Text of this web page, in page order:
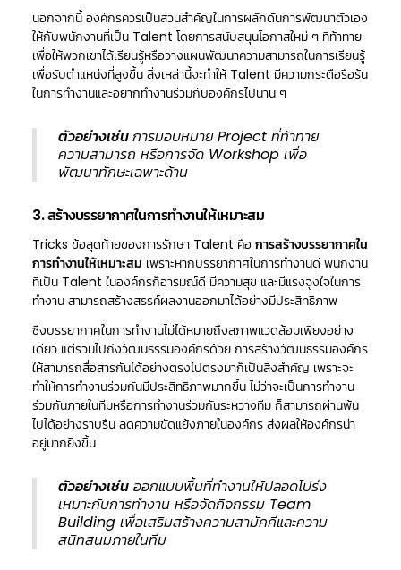
นอกจากนี้ องค์กรควรเป็นส่วนสำคัญในการผลักดันการพัฒนาตัวเอง
ให้กับพนักงานที่เป็น Talent โดยการสนับสนุนโอกาสใหม่ ๆ ที่ท้าทาย
เพื่อให้พวกเขาได้เรียนรู้หรือวางแผนพัฒนาความสามารถในการเรียนรู้
เพื่อรับตำแหน่งที่สูงขึ้น สิ่งเหล่านี้จะทำให้ Talent มีความกระตือรือร้น
ในการทำงานและอยากทำงานร่วมกับองค์กรไปนาน ๆ
ตัวอย่างเช่นการมอบหมาย Project ที่ท้าทาย
ความสามารถ หรือการจัด Workshop เพื่อ
พัฒนาทักษะเฉพาะด้าน
3. สร้างบรรยากาศในการทำงานให้เหมาะสม
Tricks ข้อสุดท้ายของการรักษา Talent คือ การสร้างบรรยากาศใน
การทำงานให้เหมาะสม เพราะหากบรรยากาศในการทำงานดี พนักงาน
ที่เป็น Talent ในองค์กรก็อารมณ์ดี มีความสุข และมีแรงจูงใจในการ
ทำงาน สามารถสร้างสรรค์ผลงานออกมาได้อย่างมีประสิทธิภาพ
ซึ่งบรรยากาศในการทำงานไม่ได้หมายถึงสภาพแวดล้อมเพียงอย่าง
เดียว แต่รวมไปถึงวัฒนธรรมองค์กรด้วย การสร้างวัฒนธรรมองค์กร
ให้สามารถสื่อสารกันได้อย่างตรงไปตรงมาก็เป็นสิ่งสำคัญ เพราะจะ
ทำให้การทำงานร่วมกันมีประสิทธิภาพมากขึ้น ไม่ว่าจะเป็นการทำงาน
ร่วมกันภายในทีมหรือการทำงานร่วมกันระหว่างทีม ก็สามารถผ่านพ้น
ไปได้อย่างราบรื่น ลดความขัดแย้งภายในองค์กร ส่งผลให้องค์กรน่า
อยู่มากยิ่งขึ้น
ตัวอย่างเช่น ออกแบบพื้นที่ทำงานให้ปลอดโปร่ง
เหมาะกับการทำงาน หรือจัดกิจกรรม Team
Building เพื่อเสริมสร้างความสามัคคีและความ
สนิทสนมภายในทีม